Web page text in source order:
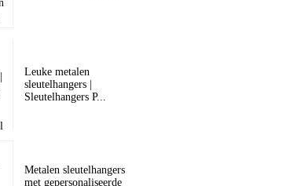
Leuke metalen
sleutelhangers |
Sleutelhangers P...
Metalen sleutelhangers
met gepersonaliseerde